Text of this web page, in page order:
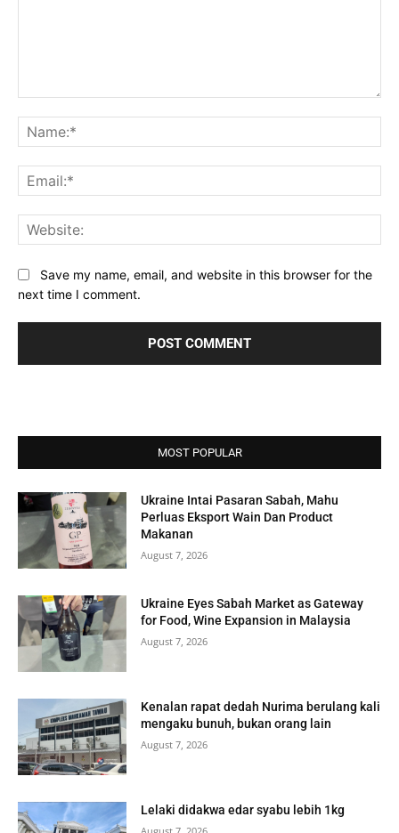
Save my name, email, and website in this browser for the
next time I comment.
MOST POPULAR
Ukraine Intai Pasaran Sabah, Mahu
Perluas Eksport Wain Dan Product
Makanan
August 7, 2026
Ukraine Eyes Sabah Market as Gateway
for Food, Wine Expansion in Malaysia
August 7, 2026
Kenalan rapat dedah Nurima berulang kali
mengaku bunuh, bukan orang lain
August 7, 2026
Lelaki didakwa edar syabu lebih 1kg
August 7, 2026